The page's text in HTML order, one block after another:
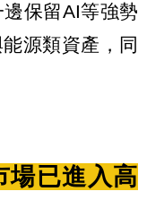
保留AI等強勢
源類資產，同
場已進入高